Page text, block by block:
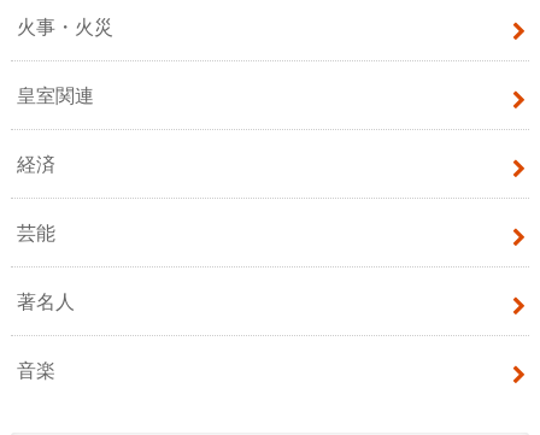
火事・火災
皇室関連
経済
芸能
著名人
音楽